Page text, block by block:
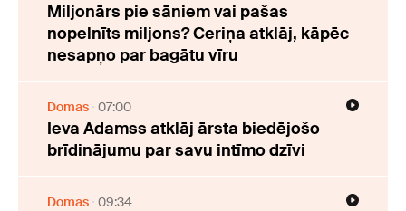
Miljonārs pie sāniem vai pašas
nopelnīts miljons? Ceriņa atklāj, kāpēc
nesapņo par bagātu vīru
Domas 07:00
Ieva Adamss atklāj ārsta biedējošo
brīdinājumu par savu intīmo dzīvi
Domas 09:34